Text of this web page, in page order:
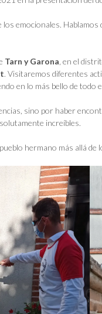
emocionales.
Tarn y Garona , en el
. Visitaremos diferentes
en lo más bello de todo
sino por haber
increíbles.
hermano más allá de